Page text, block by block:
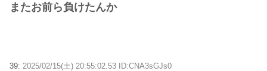
またお前ら負けたんか
39: 2025/02/15(土) 20:55:02.53 ID:CNA3sGJs0